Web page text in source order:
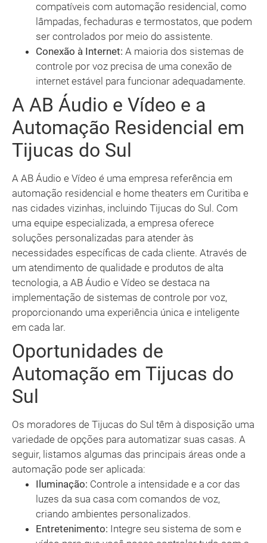
compatíveis com automação residencial, como
lâmpadas, fechaduras e termostatos, que podem
ser controlados por meio do assistente.
Conexão à Internet: A maioria dos sistemas de
controle por voz precisa de uma conexão de
internet estável para funcionar adequadamente.
A AB Áudio e Vídeo e a
Automação Residencial em
Tijucas do Sul
A AB Áudio e Vídeo é uma empresa referência em
automação residencial e home theaters em Curitiba e
nas cidades vizinhas, incluindo Tijucas do Sul. Com
uma equipe especializada, a empresa oferece
soluções personalizadas para atender às
necessidades específicas de cada cliente. Através de
um atendimento de qualidade e produtos de alta
tecnologia, a AB Áudio e Vídeo se destaca na
implementação de sistemas de controle por voz,
proporcionando uma experiência única e inteligente
em cada lar.
Oportunidades de
Automação em Tijucas do
Sul
Os moradores de Tijucas do Sul têm à disposição uma
variedade de opções para automatizar suas casas. A
seguir, listamos algumas das principais áreas onde a
automação pode ser aplicada:
Iluminação: Controle a intensidade e a cor das
luzes da sua casa com comandos de voz,
criando ambientes personalizados.
Entretenimento: Integre seu sistema de som e